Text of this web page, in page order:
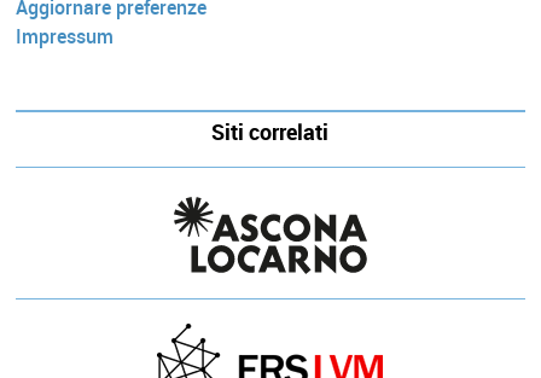
Aggiornare preferenze
Impressum
Siti correlati